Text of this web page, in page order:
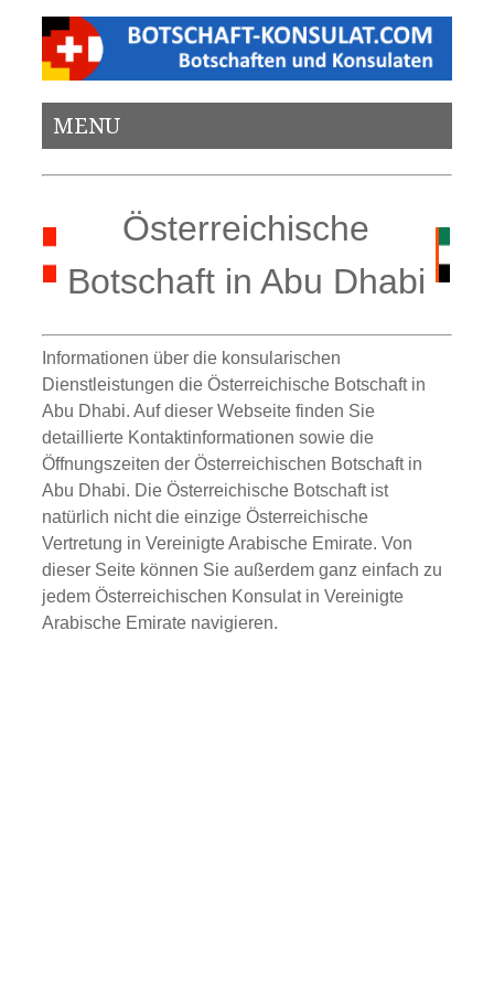
MENU
Österreichische
Botschaft in Abu Dhabi
Informationen über die konsularischen
Dienstleistungen die Österreichische Botschaft in
Abu Dhabi. Auf dieser Webseite finden Sie
detaillierte Kontaktinformationen sowie die
Öffnungszeiten der Österreichischen Botschaft in
Abu Dhabi. Die Österreichische Botschaft ist
natürlich nicht die einzige Österreichische
Vertretung in Vereinigte Arabische Emirate. Von
dieser Seite können Sie außerdem ganz einfach zu
jedem Österreichischen Konsulat in Vereinigte
Arabische Emirate navigieren.